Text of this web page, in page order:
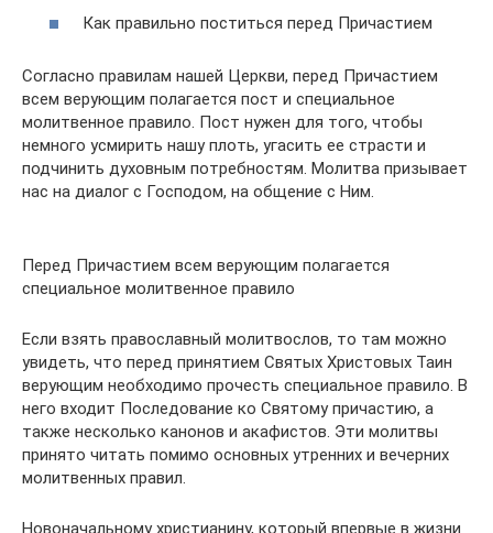
Как правильно поститься перед Причастием
Согласно правилам нашей Церкви, перед Причастием
всем верующим полагается пост и специальное
молитвенное правило. Пост нужен для того, чтобы
немного усмирить нашу плоть, угасить ее страсти и
подчинить духовным потребностям. Молитва призывает
нас на диалог с Господом, на общение с Ним.
Перед Причастием всем верующим полагается
специальное молитвенное правило
Если взять православный молитвослов, то там можно
увидеть, что перед принятием Святых Христовых Таин
верующим необходимо прочесть специальное правило. В
него входит Последование ко Святому причастию, а
также несколько канонов и акафистов. Эти молитвы
принято читать помимо основных утренних и вечерних
молитвенных правил.
Новоначальному христианину, который впервые в жизни